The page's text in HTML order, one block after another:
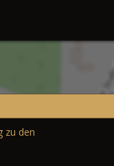
zu den